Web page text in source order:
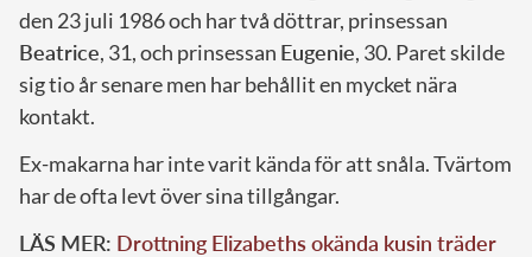
den 23 juli 1986 och har två döttrar, prinsessan
Beatrice, 31, och prinsessan Eugenie, 30. Paret skilde
sig tio år senare men har behållit en mycket nära
kontakt.
Ex-makarna har inte varit kända för att snåla. Tvärtom
har de ofta levt över sina tillgångar.
LÄS MER: Drottning Elizabeths okända kusin träder